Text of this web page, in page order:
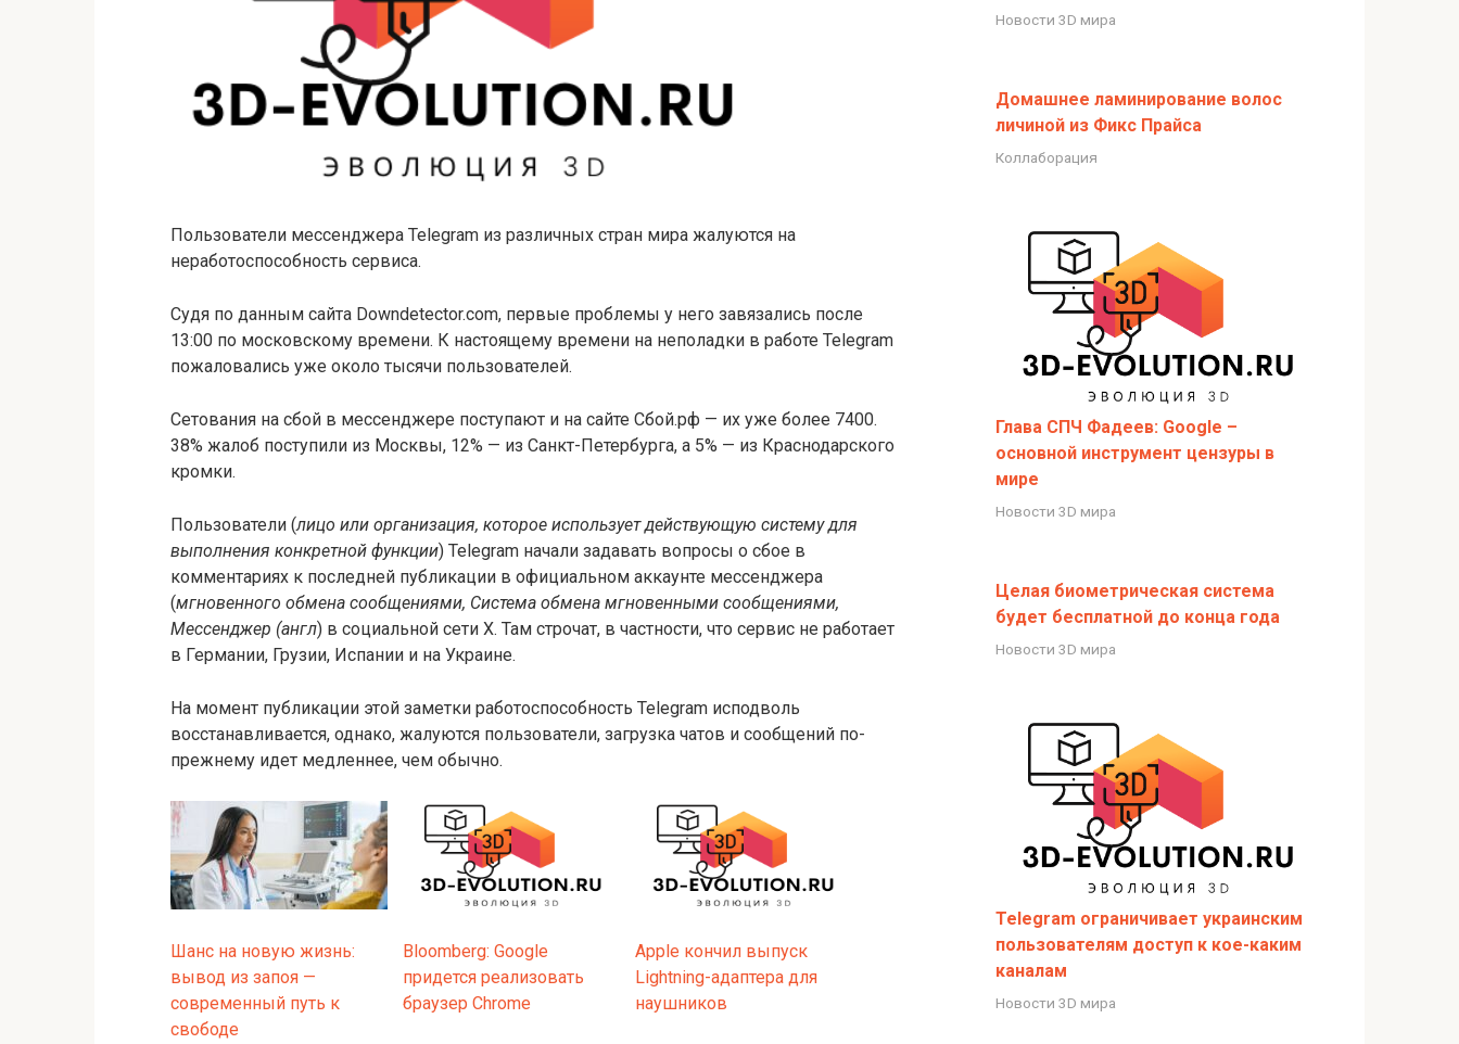
Пользователи мессенджера Telegram из различных стран мира жалуются на
неработоспособность сервиса.
Судя по данным сайта Downdetector.com, первые проблемы у него завязались после
13:00 по московскому времени. К настоящему времени на неполадки в работе Telegram
пожаловались уже около тысячи пользователей.
Сетования на сбой в мессенджере поступают и на сайте Сбой.рф — их уже более 7400.
38% жалоб поступили из Москвы, 12% — из Санкт-Петербурга, а 5% — из Краснодарского
кромки.
Пользователи (лицо или организация, которое использует действующую систему для
выполнения конкретной функции) Telegram начали задавать вопросы о сбое в
комментариях к последней публикации в официальном аккаунте мессенджера
(мгновенного обмена сообщениями, Система обмена мгновенными сообщениями,
Мессенджер (англ) в социальной сети X. Там строчат, в частности, что сервис не работает
в Германии, Грузии, Испании и на Украине.
На момент публикации этой заметки работоспособность Telegram исподволь
восстанавливается, однако, жалуются пользователи, загрузка чатов и сообщений по-
прежнему идет медленнее, чем обычно.
Шанс на новую жизнь:
вывод из запоя —
современный путь к
свободе
Bloomberg: Google
придется реализовать
браузер Chrome
Apple кончил выпуск
Lightning-адаптера для
наушников
Новости 3D мира
Домашнее ламинирование волос
личиной из Фикс Прайса
Коллаборация
Глава СПЧ Фадеев: Google –
основной инструмент цензуры в
мире
Новости 3D мира
Целая биометрическая система
будет бесплатной до конца года
Новости 3D мира
Telegram ограничивает украинским
пользователям доступ к кое-каким
каналам
Новости 3D мира